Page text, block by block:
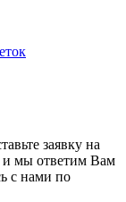
заявку на
и мы ответим Вам
с нами по